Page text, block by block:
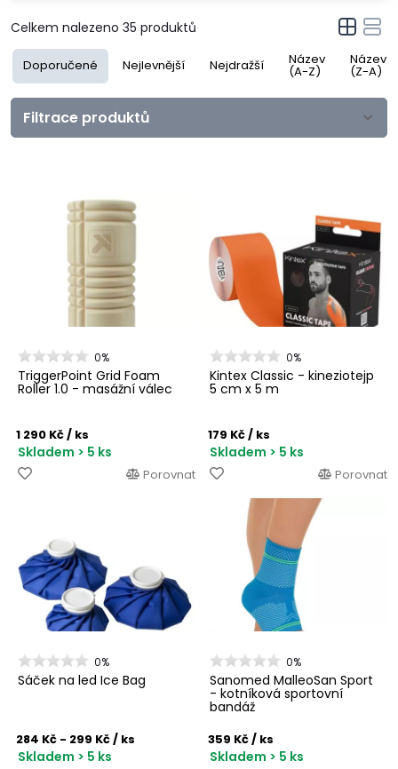
Celkem nalezeno 35 produktů
Doporučené Nejlevnější Nejdražší Název
(A-Z)
Název
(Z-A)
Filtrace produktů
0%
TriggerPoint Grid Foam
Roller 1.0 - masážní válec
1 290 Kč/ ks
Skladem > 5 ks
Porovnat
0%
Kintex Classic - kineziotejp
5 cm x 5 m
179 Kč/ ks
Skladem > 5 ks
Porovnat
0%
Sáček na led Ice Bag
284 Kč - 299 Kč/ ks
Skladem > 5 ks
0%
Sanomed MalleoSan Sport
- kotníková sportovní
bandáž
359 Kč/ ks
Skladem > 5 ks